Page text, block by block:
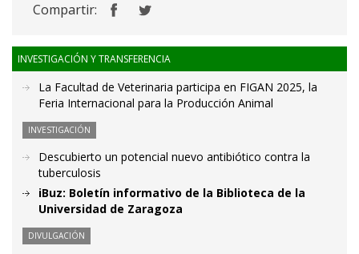
Compartir:
INVESTIGACIÓN Y TRANSFERENCIA
La Facultad de Veterinaria participa en FIGAN 2025, la
Feria Internacional para la Producción Animal
INVESTIGACIÓN
Descubierto un potencial nuevo antibiótico contra la
tuberculosis
iBuz: Boletín informativo de la Biblioteca de la
Universidad de Zaragoza
DIVULGACIÓN